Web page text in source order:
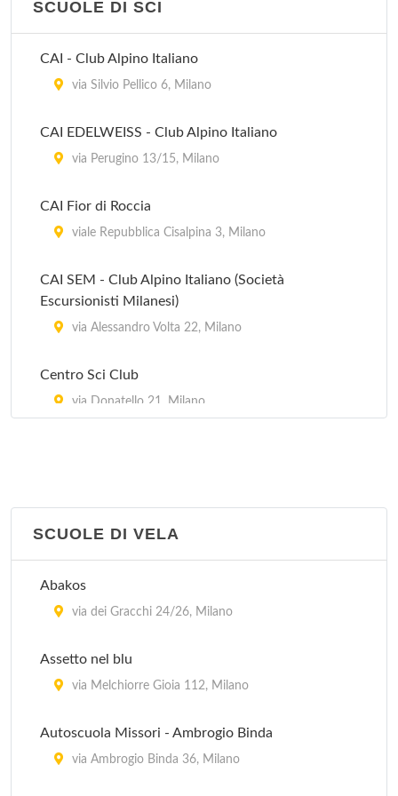
Harbour Club Milano
SCUOLE DI SCI
CAI - Club Alpino Italiano
via Silvio Pellico 6, Milano
CAI EDELWEISS - Club Alpino Italiano
via Perugino 13/15, Milano
CAI Fior di Roccia
viale Repubblica Cisalpina 3, Milano
CAI SEM - Club Alpino Italiano (Società
Escursionisti Milanesi)
via Alessandro Volta 22, Milano
Centro Sci Club
via Donatello 21, Milano
SCUOLE DI VELA
Abakos
via dei Gracchi 24/26, Milano
Assetto nel blu
via Melchiorre Gioia 112, Milano
Autoscuola Missori - Ambrogio Binda
via Ambrogio Binda 36, Milano